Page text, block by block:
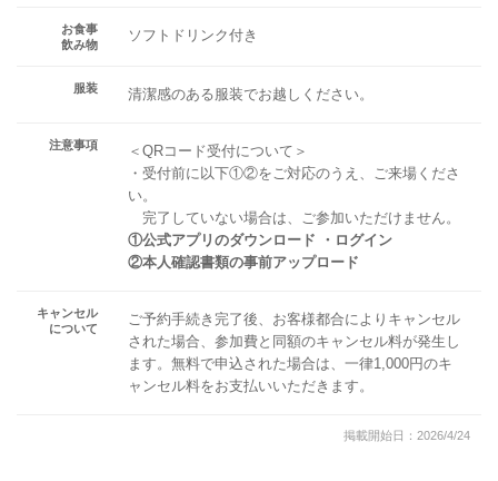
お食事
飲み物
ソフトドリンク付き
服装 清潔感のある服装でお越しください。
注意事項
＜QRコード受付について＞
・受付前に以下①②をご対応のうえ、ご来場くださ
い。
完了していない場合は、ご参加いただけません。
①公式アプリのダウンロード ・ログイン
②本人確認書類の事前アップロード
キャンセル
について
ご予約手続き完了後、お客様都合によりキャンセル
された場合、参加費と同額のキャンセル料が発生し
ます。無料で申込された場合は、一律1,000円のキ
ャンセル料をお支払いいただきます。
掲載開始日：2026/4/24